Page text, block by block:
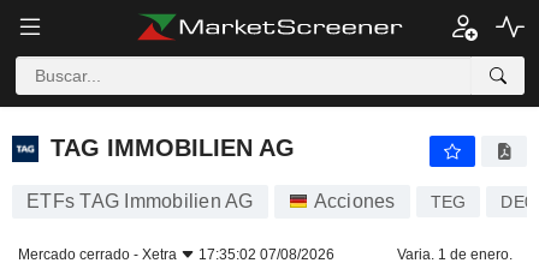
TAG IMMOBILIEN AG
TAG IMMOBILIEN AG
ETFs TAG Immobilien AG Acciones TEG
Mercado cerrado - Xetra 17:35:02 07/08/2026 Varia. 1 de enero.